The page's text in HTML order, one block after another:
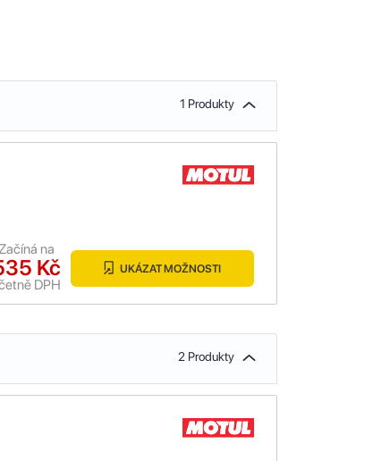
1 Produkty
Kč
DPH
na
UKÁZAT MOŽNOSTI
2 Produkty